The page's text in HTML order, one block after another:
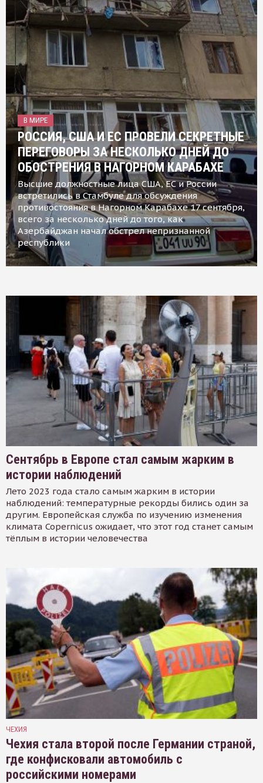
В МИРЕ
РОССИЯ, США И ЕС ПРОВЕЛИ СЕКРЕТНЫЕ
ПЕРЕГОВОРЫ ЗА НЕСКОЛЬКО ДНЕЙ ДО
ОБОСТРЕНИЯ В НАГОРНОМ КАРАБАХЕ
Высшие должностные лица США, ЕС и России
встретились в Стамбуле для обсуждения
противостояния в Нагорном Карабахе 17 сентября,
всего за несколько дней до того, как
Азербайджан начал обстрел непризнанной
республики
Сентябрь в Европе стал самым жарким в
истории наблюдений
Лето 2023 года стало самым жарким в истории
наблюдений: температурные рекорды бились один за
другим. Европейская служба по изучению изменения
климата Copernicus ожидает, что этот год станет самым
тёплым в истории человечества
ЧЕХИЯ
Чехия стала второй после Германии страной,
где конфисковали автомобиль с
российскими номерами